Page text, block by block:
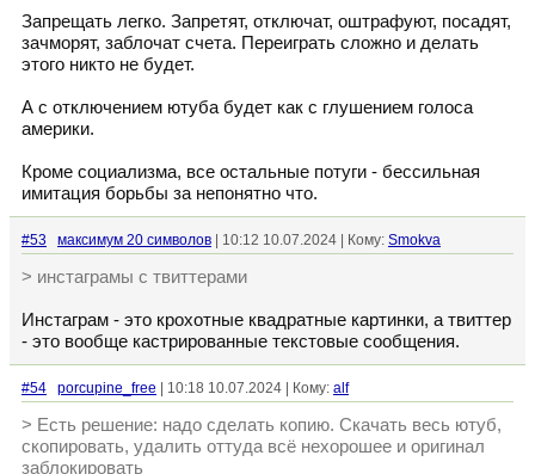
Запрещать легко. Запретят, отключат, оштрафуют, посадят,
зачморят, заблочат счета. Переиграть сложно и делать
этого никто не будет.
А с отключением ютуба будет как с глушением голоса
америки.
Кроме социализма, все остальные потуги - бессильная
имитация борьбы за непонятно что.
#53 максимум 20 символов | 10:12 10.07.2024 | Кому: Smokva
> инстаграмы с твиттерами
Инстаграм - это крохотные квадратные картинки, а твиттер
- это вообще кастрированные текстовые сообщения.
#54 porcupine_free | 10:18 10.07.2024 | Кому: alf
> Есть решение: надо сделать копию. Скачать весь ютуб,
скопировать, удалить оттуда всё нехорошее и оригинал
заблокировать